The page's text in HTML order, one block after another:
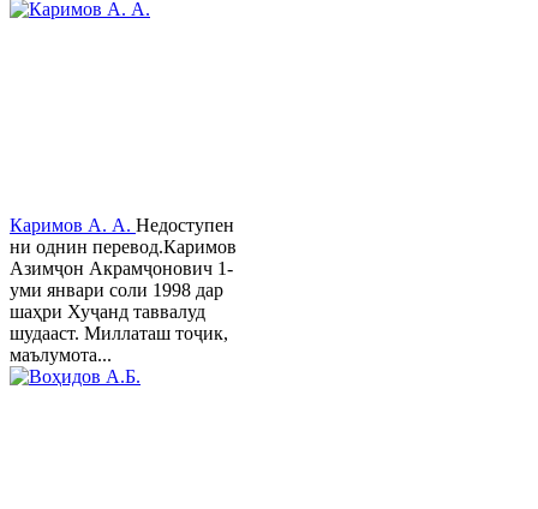
Каримов А. А. Недоступен
ни однин перевод.Каримов
Азимҷон Акрамҷонович 1-
уми январи соли 1998 дар
шаҳри Хуҷанд таввалуд
шудааст. Миллаташ тоҷик,
маълумота...